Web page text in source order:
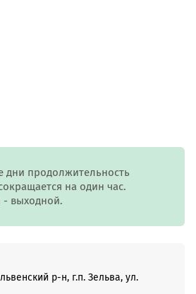
дни продолжительность
на один час.
- выходной.
р-н, г.п. Зельва, ул.